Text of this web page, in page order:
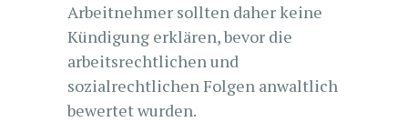
Arbeitnehmer sollten daher keine
Kündigung erklären, bevor die
arbeitsrechtlichen und
sozialrechtlichen Folgen anwaltlich
bewertet wurden.